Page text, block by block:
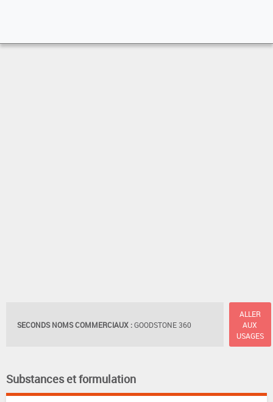
SECONDS NOMS COMMERCIAUX :GOODSTONE 360
ALLER
AUX
USAGES
Substances et formulation